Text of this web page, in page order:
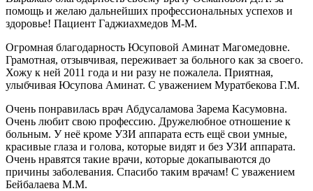
помощь и желаю дальнейших профессиональных успехов и
здоровье! Пациент Гаджиахмедов М-М.
Огромная благодарность Юсуповой Аминат Магомедовне.
Грамотная, отзывчивая, переживает за больного как за своего.
Хожу к ней 2011 года и ни разу не пожалела. Приятная,
улыбчивая Юсупова Аминат. С уважением Муратбекова Г.М.
Очень понравилась врач Абдусаламова Зарема Касумовна.
Очень любит свою профессию. Дружелюбное отношение к
больным. У неё кроме УЗИ аппарата есть ещё свои умные,
красивые глаза и голова, которые видят и без УЗИ аппарата.
Очень нравятся такие врачи, которые докапываются до
причины заболевания. Спасибо таким врачам! С уважением
Бейбалаева М.М.